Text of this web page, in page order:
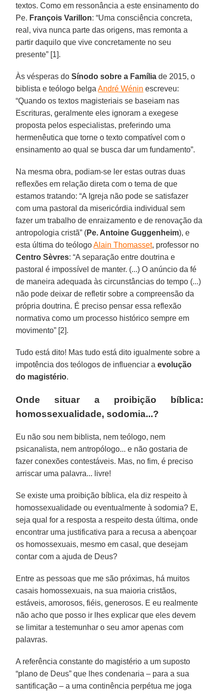
textos. Como em ressonância a este ensinamento do
Pe. François Varillon: “Uma consciência concreta,
real, viva nunca parte das origens, mas remonta a
partir daquilo que vive concretamente no seu
presente” [1].
Às vésperas doSínodo sobre a Família de 2015, o
biblista e teólogo belgaAndré Wénin escreveu:
“Quando os textos magisteriais se baseiam nas
Escrituras, geralmente eles ignoram a exegese
proposta pelos especialistas, preferindo uma
hermenêutica que torne o texto compatível com o
ensinamento ao qual se busca dar um fundamento”.
Na mesma obra, podiam-se ler estas outras duas
reflexões em relação direta com o tema de que
estamos tratando: “A Igreja não pode se satisfazer
com uma pastoral da misericórdia individual sem
fazer um trabalho de enraizamento e de renovação da
antropologia cristã” (Pe. Antoine Guggenheim), e
esta última do teólogoAlain Thomasset, professor no
Centro Sèvres: “A separação entre doutrina e
pastoral é impossível de manter. (...) O anúncio da fé
de maneira adequada às circunstâncias do tempo (...)
não pode deixar de refletir sobre a compreensão da
própria doutrina. É preciso pensar essa reflexão
normativa como um processo histórico sempre em
movimento” [2].
Tudo está dito! Mas tudo está dito igualmente sobre a
impotência dos teólogos de influenciar aevolução
do magistério.
Onde situar a proibição bíblica:
homossexualidade, sodomia...?
Eu não sou nem biblista, nem teólogo, nem
psicanalista, nem antropólogo... e não gostaria de
fazer conexões contestáveis. Mas, no fim, é preciso
arriscar uma palavra... livre!
Se existe uma proibição bíblica, ela diz respeito à
homossexualidade ou eventualmente à sodomia? E,
seja qual for a resposta a respeito desta última, onde
encontrar uma justificativa para a recusa a abençoar
os homossexuais, mesmo em casal, que desejam
contar com a ajuda de Deus?
Entre as pessoas que me são próximas, há muitos
casais homossexuais, na sua maioria cristãos,
estáveis, amorosos, fiéis, generosos. E eu realmente
não acho que posso ir lhes explicar que eles devem
se limitar a testemunhar o seu amor apenas com
palavras.
A referência constante do magistério a um suposto
“plano de Deus” que lhes condenaria – para a sua
santificação – a uma continência perpétua me joga